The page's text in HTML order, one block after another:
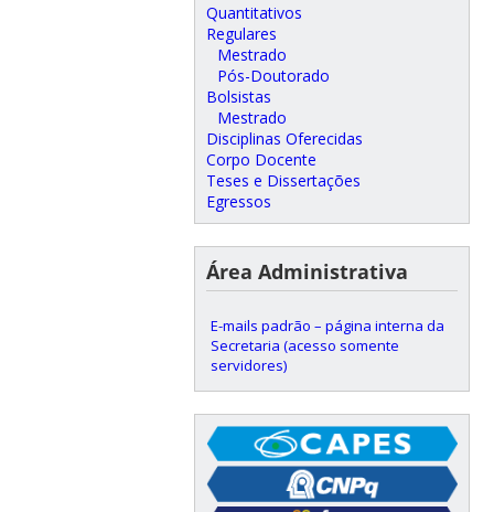
Quantitativos
Regulares
Mestrado
Pós-Doutorado
Bolsistas
Mestrado
Disciplinas Oferecidas
Corpo Docente
Teses e Dissertações
Egressos
Área Administrativa
E-mails padrão – página interna da
Secretaria (acesso somente
servidores)